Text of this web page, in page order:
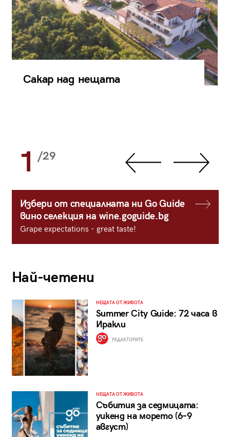
Сакар над нещата
1 /29
Избери от специалната ни Go Guide
вино селекция на wine.goguide.bg
Grape expectations - great taste!
Най-четени
НЕЩАТА ОТ ЖИВОТА
Summer City Guide: 72 часа в
Иракли
РЕДАКТОРИТЕ
НЕЩАТА ОТ ЖИВОТА
Събития за седмицата:
уикенд на морето (6–9
август)